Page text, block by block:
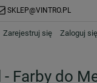
SKLEP@VINTRO.PL
Zarejestruj się Zaloguj się